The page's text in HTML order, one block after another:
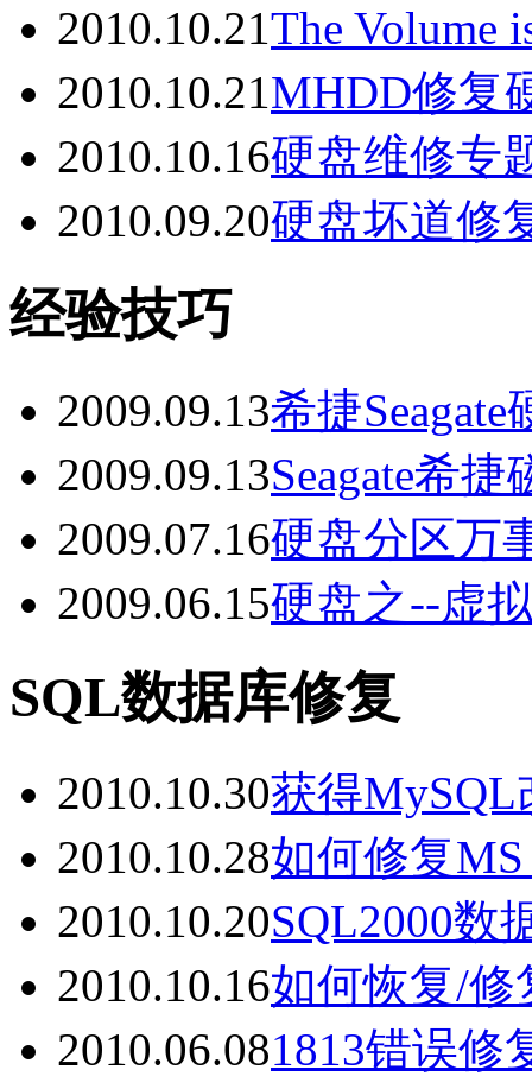
2010.10.21The Volume
2010.10.21MHDD修复
2010.10.16硬盘维修专
2010.09.20硬盘坏道修
经验技巧
2009.09.13希捷
2009.09.13Seagate希
2009.07.16硬盘分区万
2009.06.15硬盘之--虚
SQL数据库修复
2010.10.30获得
2010.10.28如何修复
2010.10.20SQL2000数
2010.10.16如何恢复/修
2010.06.081813错误修